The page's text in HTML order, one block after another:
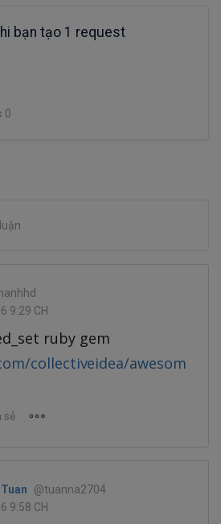
bạn tạo 1 request
0
9:29 CH
ruby gem
collectiveidea/awesom
sẻ
@tuanna2704
9:58 CH